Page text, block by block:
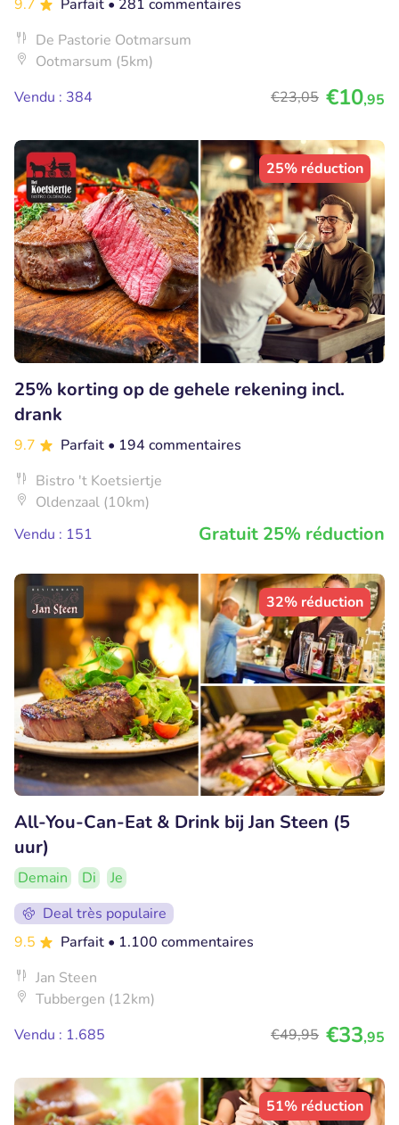
9.7
Parfait • 281 commentaires
De Pastorie Ootmarsum
Ootmarsum (5km)
Vendu : 384
€23,05 €10,95
25% réduction
25% korting op de gehele rekening incl.
drank
9.7 Parfait • 194 commentaires
Bistro 't Koetsiertje
Oldenzaal (10km)
Vendu : 151
Gratuit 25% réduction
32% réduction
All-You-Can-Eat & Drink bij Jan Steen (5
uur)
Demain Di
Je
Deal très populaire
9.5
Parfait • 1.100 commentaires
Jan Steen
Tubbergen (12km)
Vendu : 1.685
€49,95 €33,95
51% réduction